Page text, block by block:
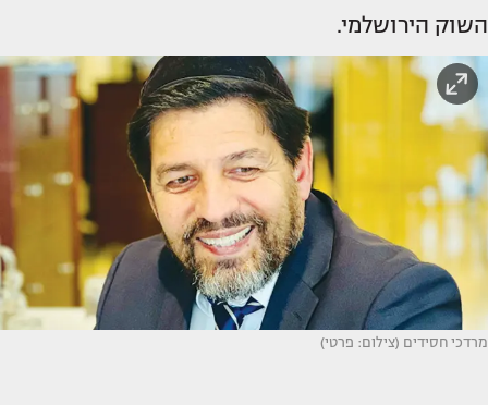
השוק הירושלמי.
מרדכי חסידים (צילום: פרטי)